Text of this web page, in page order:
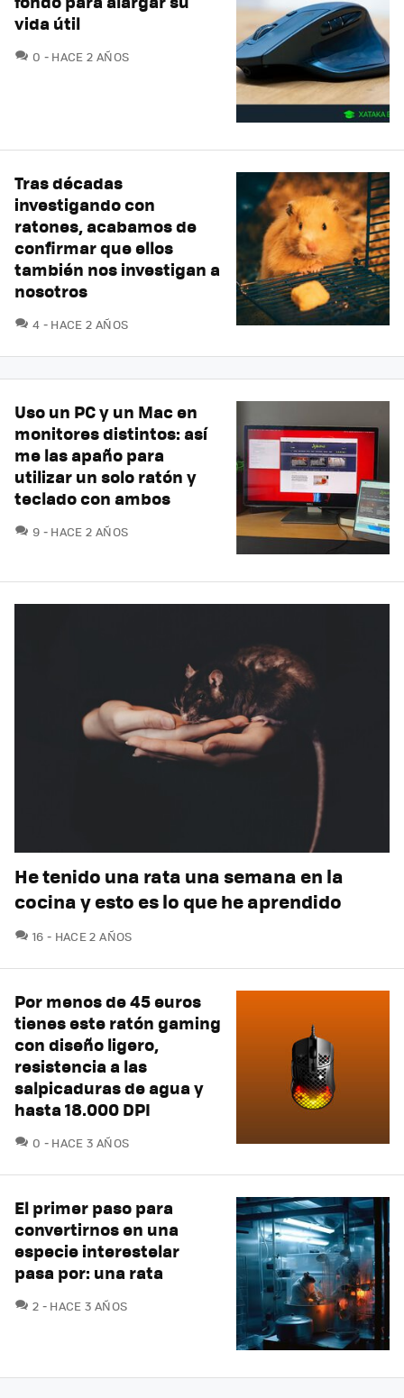
vida útil
0 COMENTARIOS
HACE 2 AÑOS
Tras décadas
investigando con
ratones, acabamos de
confirmar que ellos
también nos investigan a
nosotros
4 COMENTARIOS
HACE 2 AÑOS
Uso un PC y un Mac en
monitores distintos: así
me las apaño para
utilizar un solo ratón y
teclado con ambos
9 COMENTARIOS
HACE 2 AÑOS
He tenido una rata una semana en la
cocina y esto es lo que he aprendido
16 COMENTARIOS
HACE 2 AÑOS
Por menos de 45 euros
tienes este ratón gaming
con diseño ligero,
resistencia a las
salpicaduras de agua y
hasta 18.000 DPI
0 COMENTARIOS
HACE 3 AÑOS
El primer paso para
convertirnos en una
especie interestelar
pasa por: una rata
2 COMENTARIOS
HACE 3 AÑOS